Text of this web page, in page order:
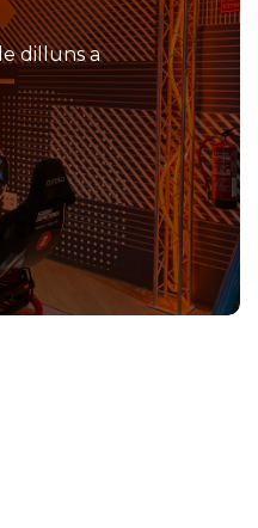
dilluns a